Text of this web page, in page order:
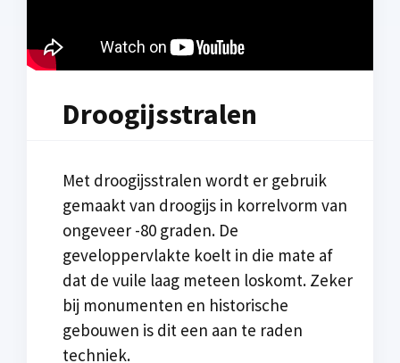
Droogijsstralen
Met droogijsstralen wordt er gebruik
gemaakt van droogijs in korrelvorm van
ongeveer -80 graden. De
geveloppervlakte koelt in die mate af
dat de vuile laag meteen loskomt. Zeker
bij monumenten en historische
gebouwen is dit een aan te raden
techniek.